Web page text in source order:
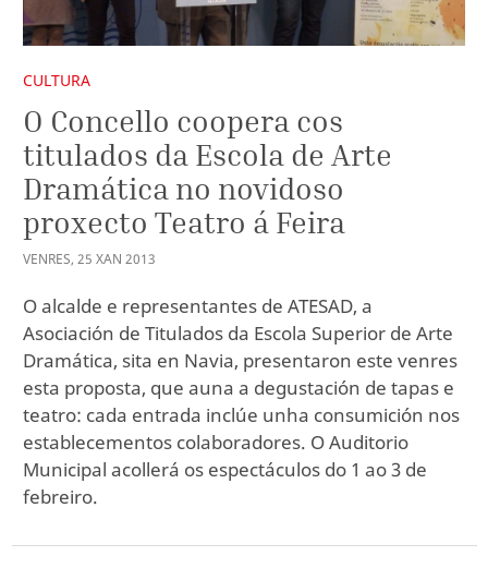
CULTURA
O Concello coopera cos
titulados da Escola de Arte
Dramática no novidoso
proxecto Teatro á Feira
VENRES, 25 XAN 2013
O alcalde e representantes de ATESAD, a
Asociación de Titulados da Escola Superior de Arte
Dramática, sita en Navia, presentaron este venres
esta proposta, que auna a degustación de tapas e
teatro: cada entrada inclúe unha consumición nos
establecementos colaboradores. O Auditorio
Municipal acollerá os espectáculos do 1 ao 3 de
febreiro.